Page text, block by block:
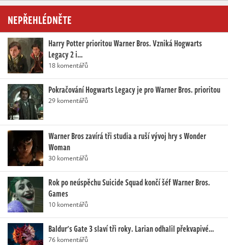
NEPŘEHLÉDNĚTE
Harry Potter prioritou Warner Bros. Vzniká Hogwarts
Legacy 2 i…
18 komentářů
Pokračování Hogwarts Legacy je pro Warner Bros. prioritou
29 komentářů
Warner Bros zavírá tři studia a ruší vývoj hry s Wonder
Woman
30 komentářů
Rok po neúspěchu Suicide Squad končí šéf Warner Bros.
Games
10 komentářů
Baldur's Gate 3 slaví tři roky. Larian odhalil překvapivé…
76 komentářů